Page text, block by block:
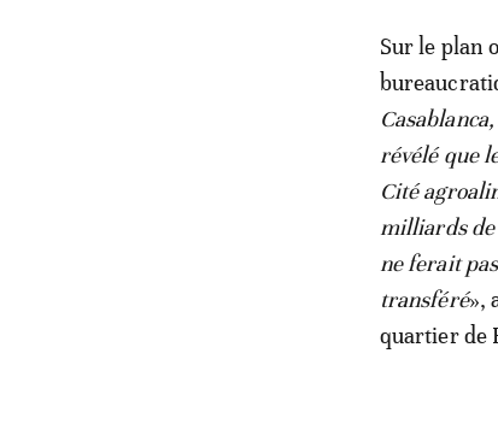
Sur le plan
révélé que
Cité
milliards
ne ferait
transféré»,
quartier de